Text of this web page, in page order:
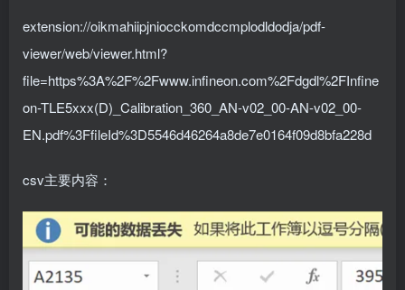
extension://oikmahiipjniocckomdccmplodldodja/pdf-
viewer/web/viewer.html?
file=https%3A%2F%2Fwww.infineon.com%2Fdgdl%2FInfine
on-TLE5xxx(D)_Calibration_360_AN-v02_00-AN-v02_00-
EN.pdf%3FfileId%3D5546d46264a8de7e0164f09d8bfa228d
csv主要内容：